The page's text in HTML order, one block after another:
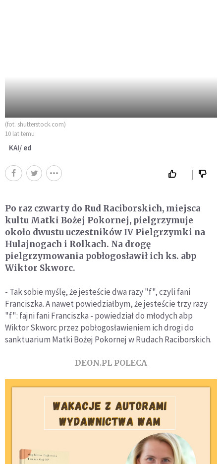
(fot. shutterstock.com)
10 lat temu
KAI/ ed
Po raz czwarty do Rud Raciborskich, miejsca
kultu Matki Bożej Pokornej, pielgrzymuje
około dwustu uczestników IV Pielgrzymki na
Hulajnogach i Rolkach. Na drogę
pielgrzymowania pobłogosławił ich ks. abp
Wiktor Skworc.
- Tak sobie myślę, że jesteście dwa razy "f", czyli fani
Franciszka. A nawet powiedziałbym, że jesteście trzy razy
"f": fajni fani Franciszka - powiedział do młodych abp
Wiktor Skworc przez pobłogosławieniem ich drogi do
sanktuarium Matki Bożej Pokornej w Rudach Raciborskich.
DEON.PL POLECA